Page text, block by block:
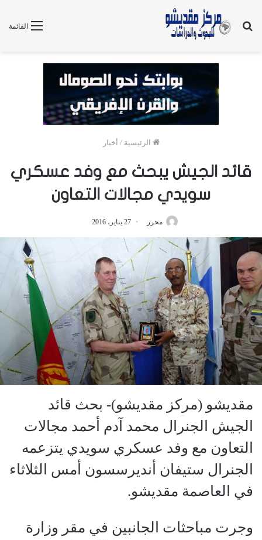
القائمة
بحث
الرئيسية / أخبار
قائد الجيش يبحث مع وفد عسكري
سويدي مجالات التعاون
محرر 27 يناير، 2016
مقديشو (مركز مقديشو)- بحث قائد
الجيش الجنرال محمد آدم أحمد مجالات
التعاون مع وفد عسكري سويدي يتزعمه
الجنرال ستيفان أنديرسسون أمس الثلاثاء
في العاصمة مقديشو.
وجرت مباحثات الجانبين في مقر وزارة